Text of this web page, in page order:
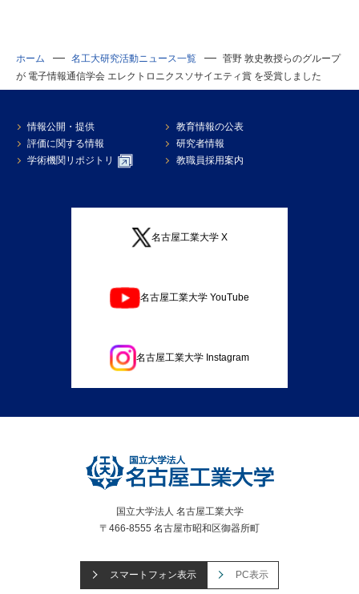
ホーム 名工大研究活動ニュース一覧
菅野 敦史教授らのグループ
が 電子情報通信学会 エレクトロニクスソサイエティ賞 を受賞しました
情報公開・提供
教育情報の公表
評価に関する情報
研究者情報
学術機関リポジトリ
教職員採用案内
名古屋工業大学 X
名古屋工業大学 YouTube
名古屋工業大学 Instagram
国立大学法人 名古屋工業大学
〒466-8555 名古屋市昭和区御器所町
スマートフォン表示 PC表示